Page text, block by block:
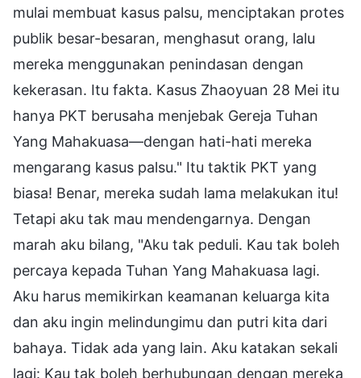
mulai membuat kasus palsu, menciptakan protes
publik besar-besaran, menghasut orang, lalu
mereka menggunakan penindasan dengan
kekerasan. Itu fakta. Kasus Zhaoyuan 28 Mei itu
hanya PKT berusaha menjebak Gereja Tuhan
Yang Mahakuasa—dengan hati-hati mereka
mengarang kasus palsu." Itu taktik PKT yang
biasa! Benar, mereka sudah lama melakukan itu!
Tetapi aku tak mau mendengarnya. Dengan
marah aku bilang, "Aku tak peduli. Kau tak boleh
percaya kepada Tuhan Yang Mahakuasa lagi.
Aku harus memikirkan keamanan keluarga kita
dan aku ingin melindungimu dan putri kita dari
bahaya. Tidak ada yang lain. Aku katakan sekali
lagi: Kau tak boleh berhubungan dengan mereka